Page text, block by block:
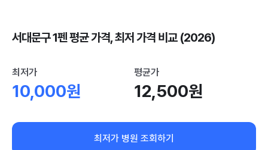
서대문구 1펜 평균 가격, 최저 가격 비교 (2026)
최저가
10,000원
평균가
12,500원
최저가 병원 조회하기